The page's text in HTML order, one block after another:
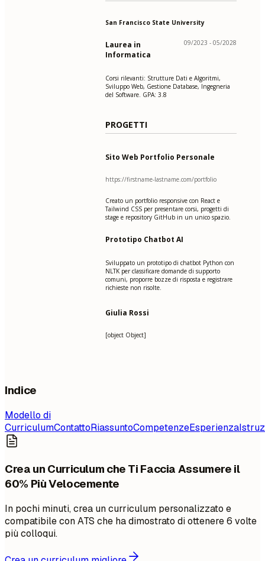
San Francisco State University
Laurea in
Informatica
09/2023 - 05/2028
Corsi rilevanti: Strutture Dati e Algoritmi,
Sviluppo Web, Gestione Database, Ingegneria
del Software. GPA: 3.8
PROGETTI
Sito Web Portfolio Personale
https://firstname-lastname.com/portfolio
Creato un portfolio responsive con React e
Tailwind CSS per presentare corsi, progetti di
stage e repository GitHub in un unico spazio.
Prototipo Chatbot AI
Sviluppato un prototipo di chatbot Python con
NLTK per classificare domande di supporto
comuni, proporre bozze di risposta e registrare
richieste non risolte.
Giulia Rossi
[object Object]
Indice
Modello di
CurriculumContattoRiassuntoCompetenzeEsperienza
Crea un Curriculum che Ti Faccia Assumere il
60% Più Velocemente
In pochi minuti, crea un curriculum personalizzato e
compatibile con ATS che ha dimostrato di ottenere 6 volte
più colloqui.